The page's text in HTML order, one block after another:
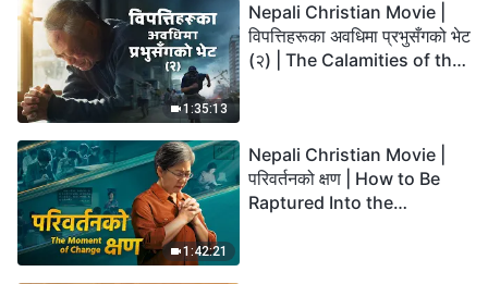
1:35:13
Nepali Christian Movie |
विपत्तिहरूका अवधिमा प्रभुसँगको भेट
(२) | The Calamities of the
1:42:21
Nepali Christian Movie |
परिवर्तनको क्षण | How to Be
Raptured Into the